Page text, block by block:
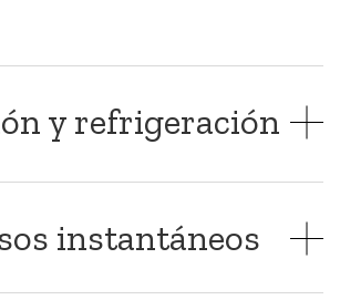
y refrigeración
instantáneos